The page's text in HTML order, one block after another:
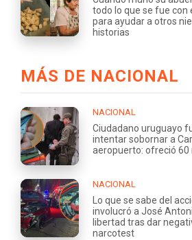
todo lo que se fue con
para ayudar a otros
historias
MÁS DE NACIONAL
NACIONAL
Ciudadano uruguayo
intentar sobornar a
aeropuerto: ofreció 60
NACIONAL
Lo que se sabe del
involucró a José
libertad tras dar
narcotest